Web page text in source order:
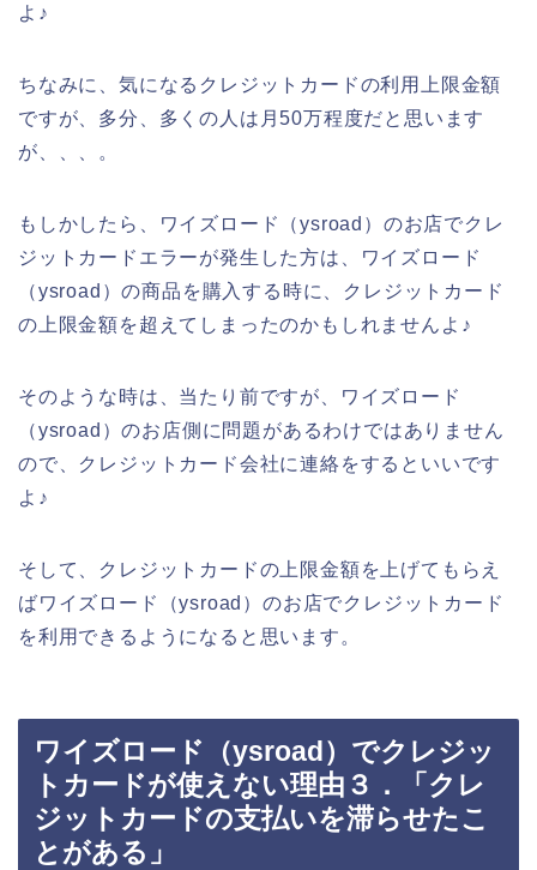
よ♪
ちなみに、気になるクレジットカードの利用上限金額
ですが、多分、多くの人は月50万程度だと思います
が、、、。
もしかしたら、ワイズロード（ysroad）のお店でクレ
ジットカードエラーが発生した方は、ワイズロード
（ysroad）の商品を購入する時に、クレジットカード
の上限金額を超えてしまったのかもしれませんよ♪
そのような時は、当たり前ですが、ワイズロード
（ysroad）のお店側に問題があるわけではありません
ので、クレジットカード会社に連絡をするといいです
よ♪
そして、クレジットカードの上限金額を上げてもらえ
ばワイズロード（ysroad）のお店でクレジットカード
を利用できるようになると思います。
ワイズロード（ysroad）でクレジッ
トカードが使えない理由３．「クレ
ジットカードの支払いを滞らせたこ
とがある」